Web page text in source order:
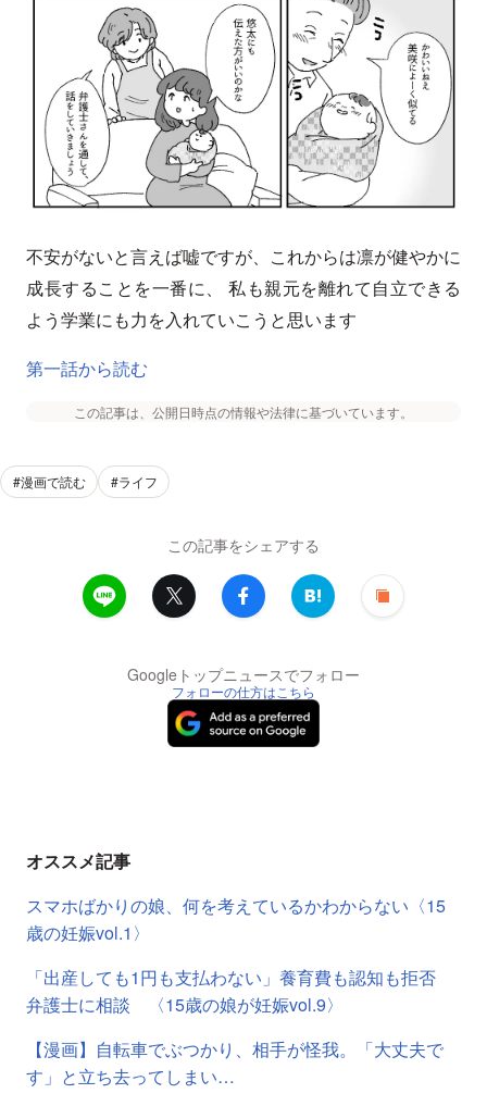
不安がないと言えば嘘ですが、これからは凛が健やかに
成長することを一番に、 私も親元を離れて自立できる
よう学業にも力を入れていこうと思います
第一話から読む
この記事は、公開日時点の情報や法律に基づいています。
#漫画で読む #ライフ
この記事をシェアする
Googleトップニュースでフォロー
フォローの仕方はこちら
オススメ記事
スマホばかりの娘、何を考えているかわからない〈15
歳の妊娠vol.1〉
「出産しても1円も支払わない」養育費も認知も拒否
弁護士に相談 〈15歳の娘が妊娠vol.9〉
【漫画】自転車でぶつかり、相手が怪我。「大丈夫で
す」と立ち去ってしまい…